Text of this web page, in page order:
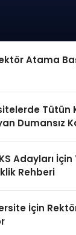
Atama
Tütün
Dumansız
Adayları İçin
Rehberi
İçin